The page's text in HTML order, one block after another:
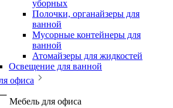
уборных
Полочки, органайзеры для
ванной
Мусорные контейнеры для
ванной
Атомайзеры для жидкостей
Освещение для ванной
офиса
Мебель для офиса